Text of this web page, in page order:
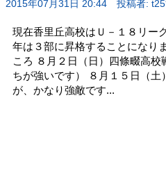
2015年07月31日 20:44 投稿者:
現在香里丘高校はＵ－１８リー
年は３部に昇格することになり
ころ ８月２日（日）四條畷高
ちが強いです） ８月１５日（
が、かなり強敵です...